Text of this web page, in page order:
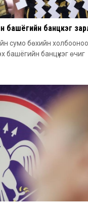
башёгийн банцүкэг
сумо бөхийн
башёгийн банцүкэг өчиг